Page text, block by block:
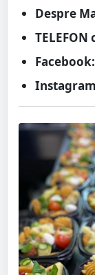
Despre
TELEFON
Facebook: